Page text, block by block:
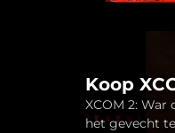
Koop
XCOM 2:
het gevecht